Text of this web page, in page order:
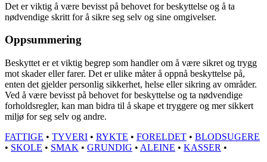
Det er viktig å være bevisst på behovet for beskyttelse og å ta
nødvendige skritt for å sikre seg selv og sine omgivelser.
Oppsummering
Beskyttet er et viktig begrep som handler om å være sikret og trygg
mot skader eller farer. Det er ulike måter å oppnå beskyttelse på,
enten det gjelder personlig sikkerhet, helse eller sikring av områder.
Ved å være bevisst på behovet for beskyttelse og ta nødvendige
forholdsregler, kan man bidra til å skape et tryggere og mer sikkert
miljø for seg selv og andre.
FATTIGE • TYVERI • RYKTE • FORELDET • BLODSUGERE
• SKOLE • SMAK • GRUNDIG • ALEINE • KASSER •